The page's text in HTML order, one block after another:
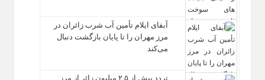
آبفای ایلام تأمین آب شرب زائران در
مرز مهران را تا پایان بازگشت دنبال
می‌کند
تردد بیش از ۲.۵ میلیون زائر از مرز